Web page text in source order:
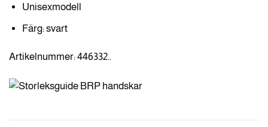
Unisexmodell
Färg: svart
Artikelnummer: 446332..